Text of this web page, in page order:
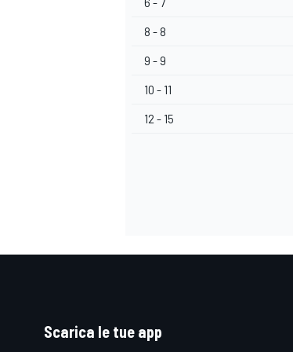
8 - 8
9 - 9
10 - 11
12 - 15
Scarica le tue app